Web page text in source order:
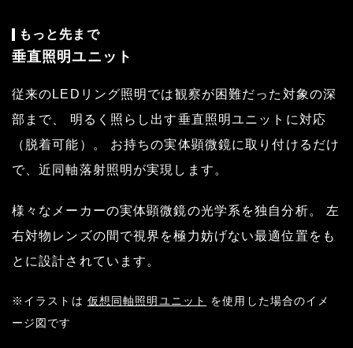
もっと先まで
垂直照明ユニット
従来のLEDリング照明では観察が困難だった対象の深
部まで、 明るく照らし出す垂直照明ユニットに対応
（脱着可能）。 お持ちの実体顕微鏡に取り付けるだけ
で、近同軸落射照明が実現します。
様々なメーカーの実体顕微鏡の光学系を独自分析。 左
右対物レンズの間で視界を極力妨げない最適位置をも
とに設計されています。
※イラストは 仮想同軸照明ユニット
を使用した場合のイメ
ージ図です